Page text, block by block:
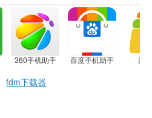
360手机助手 百度手机助手 应
fdm下载器